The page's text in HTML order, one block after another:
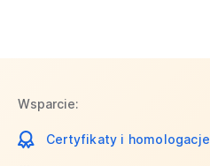
Wsparcie:
Certyfikaty i homologacje